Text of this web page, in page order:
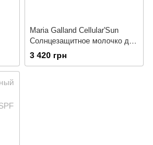
Maria Galland Cellular'Sun
Солнцезащитное молочко для
тела с SPF 30
3 420 грн